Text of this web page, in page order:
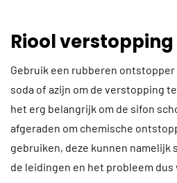
Riool
Gebruik een rubberen
soda of azijn om de verstopping
het erg belangrijk om de sifon
afgeraden om chemische
gebruiken, deze kunnen namelijk
de leidingen en het probleem dus